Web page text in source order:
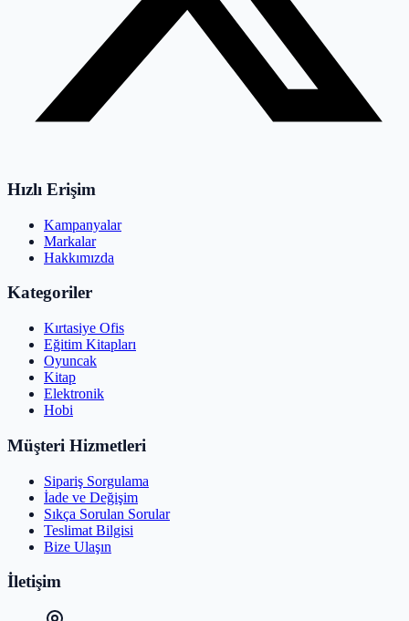
Hızlı Erişim
Kampanyalar
Markalar
Hakkımızda
Kategoriler
Kırtasiye Ofis
Eğitim Kitapları
Oyuncak
Kitap
Elektronik
Hobi
Müşteri Hizmetleri
Sipariş Sorgulama
İade ve Değişim
Sıkça Sorulan Sorular
Teslimat Bilgisi
Bize Ulaşın
İletişim